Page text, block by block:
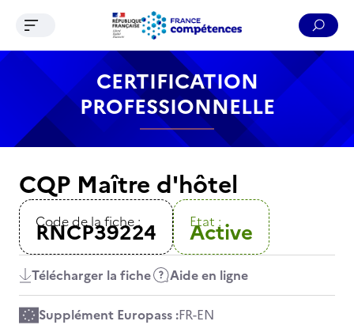
Contenu Recherche Menu Pied de page
Ouvrir le menu de navigation
CERTIFICATION
PROFESSIONNELLE
CQP Maître d'hôtel
Code de la fiche :
RNCP39224 Etat :
Active
Télécharger la fiche Aide en ligne
Supplément Europass :FR-EN